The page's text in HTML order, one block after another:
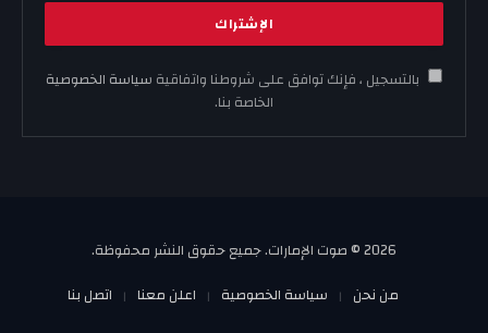
بالتسجيل ، فإنك توافق على شروطنا واتفاقية سياسة الخصوصية
الخاصة بنا.
2026 © صوت الإمارات. جميع حقوق النشر محفوظة.
من نحن
سياسة الخصوصية اعلن معنا اتصل بنا